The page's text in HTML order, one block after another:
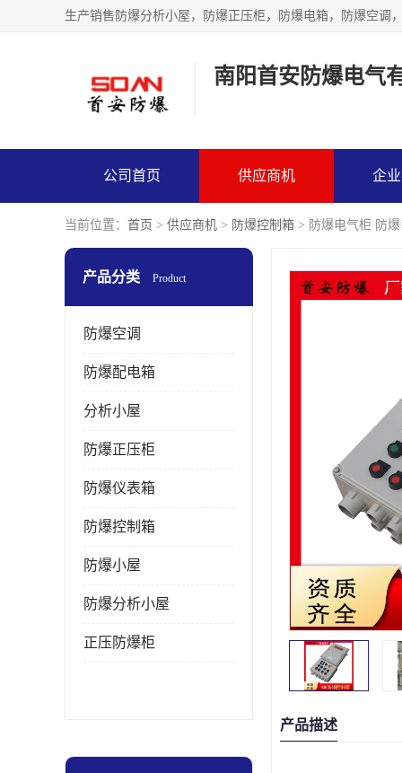
生产销售防爆分析小屋，防爆正压柜，防爆电箱，防爆空调
南阳首安防爆电气
公司首页 供应商机 企
当前位置： 首页 > 供应商机 > 防爆控制箱 > 防爆电气柜 防
产品分类 Product
防爆空调
防爆配电箱
分析小屋
防爆正压柜
防爆仪表箱
防爆控制箱
防爆小屋
防爆分析小屋
正压防爆柜
产品描述